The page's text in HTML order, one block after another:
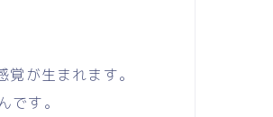
が生まれます。
す。